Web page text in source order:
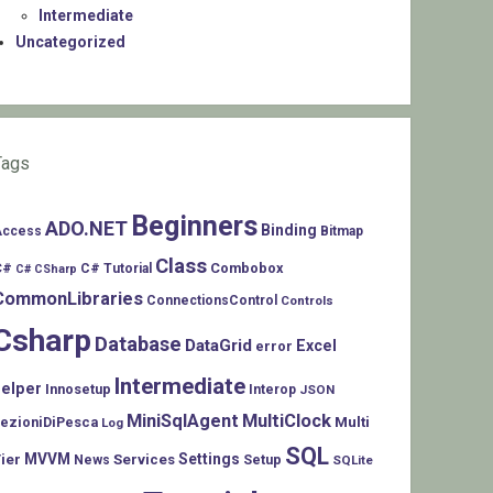
Intermediate
Uncategorized
ADO.NET Beginners Binding Bitmap
C# CSharp C# Tutorial Class Combobox
ConnectionsControl Controls
Database DataGrid error Excel
Innosetup Intermediate Interop JSON
Log MiniSqlAgent MultiClock Multi
MVVM News Services Settings Setup SQL SQLite